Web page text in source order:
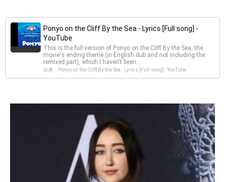
Ponyo on the Cliff By the Sea - Lyrics [Full song] -
YouTube
This is the full version of Ponyo on the Cliff By the Sea, the
movie's ending theme (in English dub and not including the
remixed part), which I haven't been...
出典：Ponyo on the Cliff By the Sea - Lyrics [Full song] - YouTube